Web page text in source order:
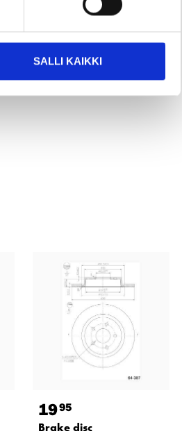
SALLI KAIKKI
Steering joint
72-056
1995
Brake disc